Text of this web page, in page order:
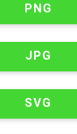
PNG
JPG
SVG